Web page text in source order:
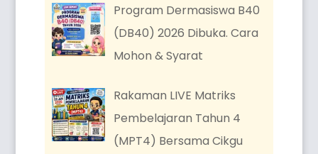
Program Dermasiswa B40
(DB40) 2026 Dibuka. Cara
Mohon & Syarat
Rakaman LIVE Matriks
Pembelajaran Tahun 4
(MPT4) Bersama Cikgu